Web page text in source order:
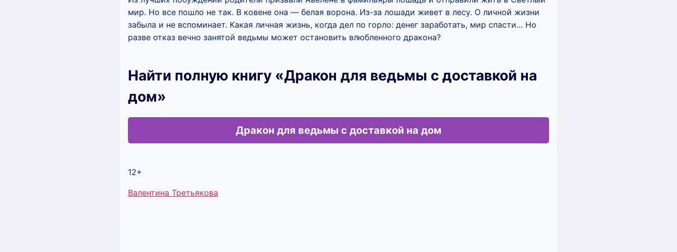
мир. Но все пошло не так. В ковене она — белая ворона. Из-за лошади живет в лесу. О личной жизни
забыла и не вспоминает. Какая личная жизнь, когда дел по горло: денег заработать, мир спасти… Но
разве отказ вечно занятой ведьмы может остановить влюбленного дракона?
Найти полную книгу «Дракон для ведьмы с доставкой на
дом»
Дракон для ведьмы с доставкой на дом
12+
Метки
Валентина Третьякова